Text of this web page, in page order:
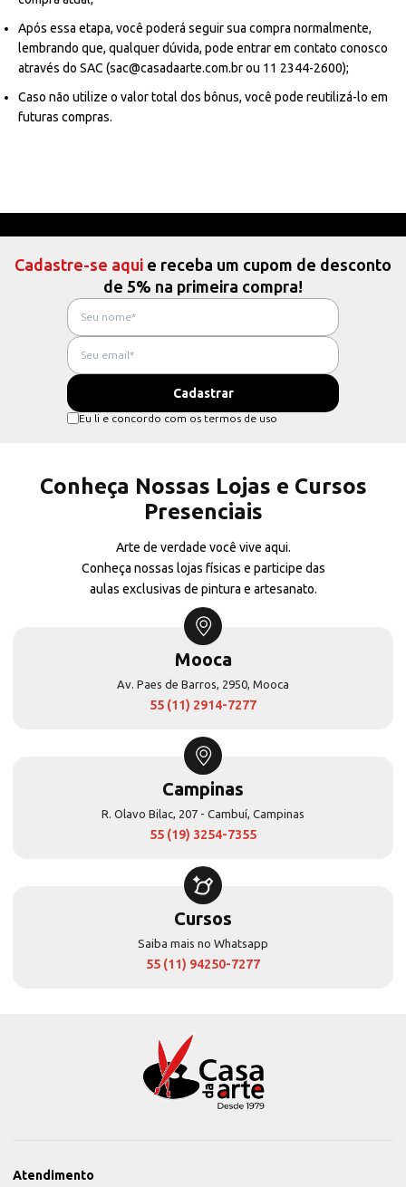
Após essa etapa, você poderá seguir sua compra normalmente,
lembrando que, qualquer dúvida, pode entrar em contato conosco
através do SAC (sac@casadaarte.com.brou 11 2344-2600);
Caso não utilize o valor total dos bônus, você pode reutilizá-lo em
futuras compras.
Cadastre-se aqui e receba um cupom de desconto
de 5% na primeira compra!
Eu li e concordo com os termos de uso
Conheça Nossas Lojas e Cursos
Presenciais
Arte de verdade você vive aqui.
Conheça nossas lojas físicas e participe das
aulas exclusivas de pintura e artesanato.
Mooca
Av. Paes de Barros, 2950, Mooca
55 (11) 2914-7277
Campinas
R. Olavo Bilac, 207 - Cambuí, Campinas
55 (19) 3254-7355
Cursos
Saiba mais no Whatsapp
55 (11) 94250-7277
Atendimento